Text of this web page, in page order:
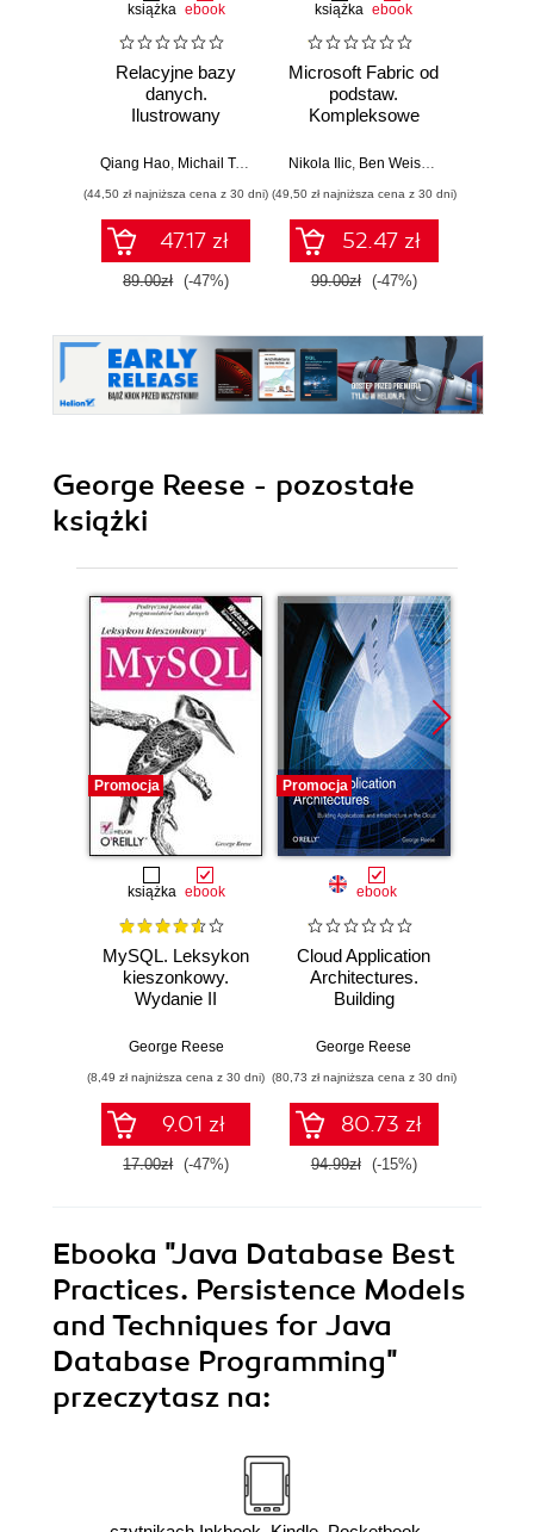
książka ebook
Relacyjne bazy
danych.
Ilustrowany
Qiang Hao, Michail Tsikerdekis
(44,50 zł najniższa cena z 30 dni)
47.17 zł
89.00zł (-47%)
książka ebook
Microsoft Fabric od
podstaw.
Kompleksowe
nowoczesnej
Nikola Ilic, Ben Weissman
(49,50 zł najniższa cena z 30 dni)
52.47 zł
99.00zł (-47%)
George Reese - pozostałe
książki
Promocja
książka ebook
MySQL. Leksykon
kieszonkowy.
Wydanie II
George Reese
(8,49 zł najniższa cena z 30 dni)
9.01 zł
17.00zł (-47%)
Promocja
ebook
Cloud Application
Architectures.
Building
Infrastructure in the
George Reese
(80,73 zł najniższa cena z 30 dni)
80.73 zł
94.99zł (-15%)
Ebooka "Java Database Best
Practices. Persistence Models
and Techniques for Java
Database Programming"
przeczytasz na: